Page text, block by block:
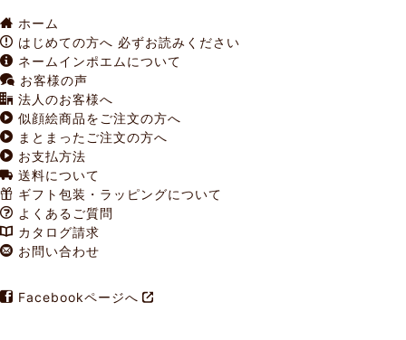
q ホーム
a はじめての方へ 必ずお読みください
c ネームインポエムについて
o お客様の声
s 法人のお客様へ
p 似顔絵商品をご注文の方へ
p まとまったご注文の方へ
p お支払方法
t 送料について
f ギフト包装・ラッピングについて
u よくあるご質問
_ カタログ請求
v お問い合わせ
i Facebookページへ !